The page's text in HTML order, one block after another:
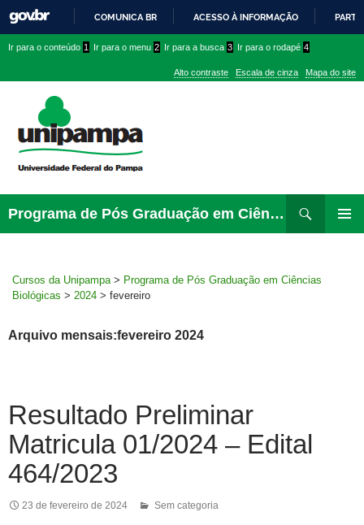
PARA
CONTEÚDO
COMUNICA BR ACESSO À INFORMAÇÃO
conteúdo
menu
superior
menu
Ir para o conteúdo 1 Ir para o menu 2 Ir para a busca 3 Ir para o rodapé 4
Alto contraste Escala de cinza Mapa do site
Programa de Pós Graduação em Ciências Biológicas
para
Cursos da Unipampa > Programa de Pós Graduação em Ciências
Biológicas > 2024 > fevereiro
Arquivo mensais:fevereiro 2024
Resultado Preliminar
Matricula 01/2024 – Edital
464/2023
23 de fevereiro de 2024 Sem categoria